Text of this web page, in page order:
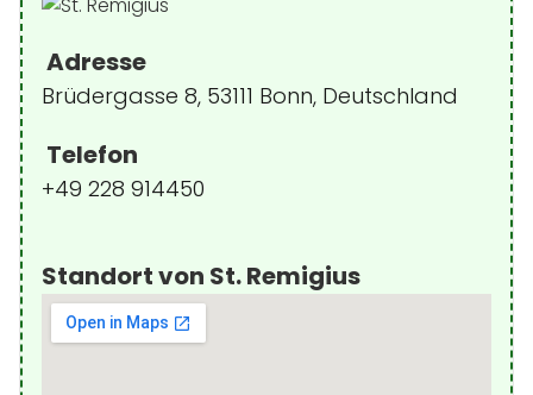
Adresse
Brüdergasse 8, 53111 Bonn, Deutschland
Telefon
+49 228 914450
Standort von St. Remigius